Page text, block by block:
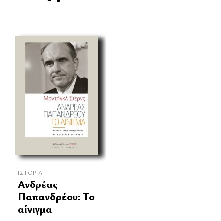
ΙΣΤΟΡΊΑ
Ανδρέας
Παπανδρέου: Το
αίνιγμα